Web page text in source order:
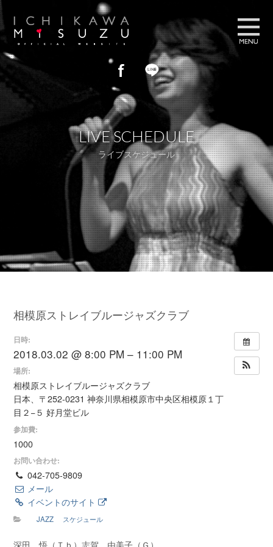
BLOG
GALLERY
フォトギャラリー
LIVE SCHEDULE
ライブスケジュール
CONTACT US
ストア
LIVE SCHEDULE
ライブスケジュール
相模原ストレイブルージャズクラブ
日時:
2018.03.02 @ 8:00 PM – 11:00 PM
場所:
相模原ストレイブルージャズクラブ
日本、〒252-0231 神奈川県相模原市中央区相模原１丁
目２−５ 好月堂ビル
参加費:
1000
お問い合わせ:
042-705-9809
メール
イベントのサイト
JAZZ スケジュール
深田 悟（Ｔｂ）志賀 由美子（Ｇ）